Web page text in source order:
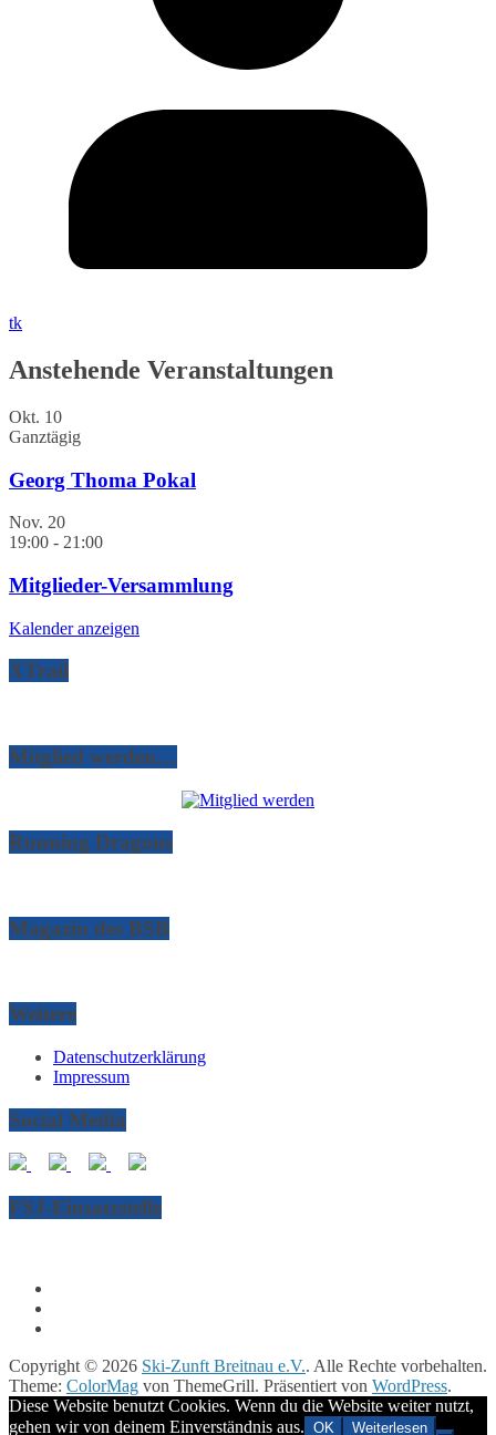
tk
Anstehende Veranstaltungen
Okt. 10
Ganztägig
Georg Thoma Pokal
Nov. 20
19:00 - 21:00
Mitglieder-Versammlung
Kalender anzeigen
XTrail
Mitglied werden…
Running Dragons
Magazin des BSB
Weitere
Datenschutzerklärung
Impressum
Social Media
FSJ-Einsatzstelle
Copyright © 2026 Ski-Zunft Breitnau e.V.. Alle Rechte vorbehalten.
Theme: ColorMag von ThemeGrill. Präsentiert von WordPress.
Diese Website benutzt Cookies. Wenn du die Website weiter nutzt,
gehen wir von deinem Einverständnis aus. OK Weiterlesen